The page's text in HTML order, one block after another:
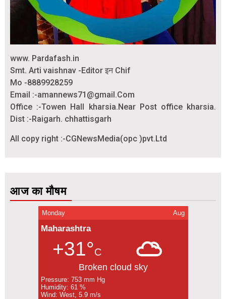
www. Pardafash.in
Smt. Arti vaishnav -Editor इन Chif
Mo -8889928259
Email :-amannews71@gmail.Com
Office :-Towen Hall kharsia.Near Post office kharsia.
Dist :-Raigarh. chhattisgarh
All copy right :-CGNewsMedia(opc )pvt.Ltd
आज का मौषम
Monday Aug
Maharashtra
+31°C
Broken cloud sky
Pressure: 753 mm Hg
Humidity: 61 %
Wind: West, 5.9 m/s